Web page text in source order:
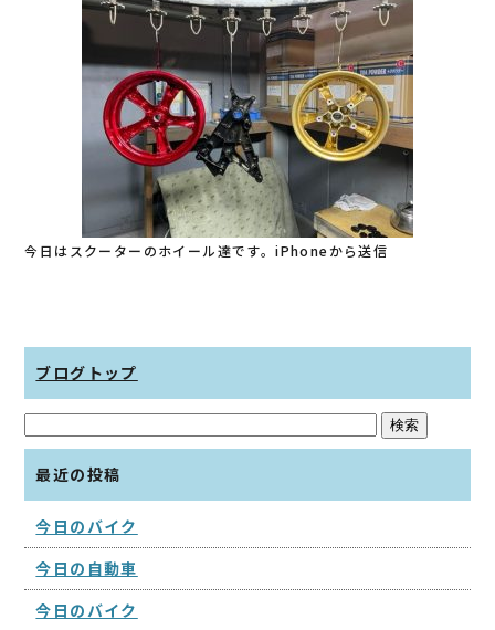
今日はスクーターのホイール達です。iPhoneから送信
ブログトップ
最近の投稿
今日のバイク
今日の自動車
今日のバイク